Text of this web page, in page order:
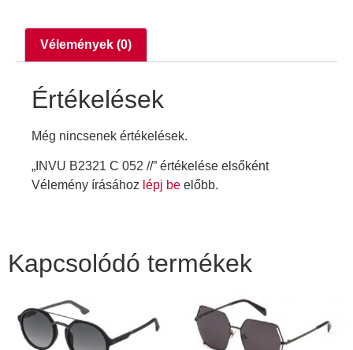
Vélemények (0)
Értékelések
Még nincsenek értékelések.
„INVU B2321 C 052 //” értékelése elsőként
Vélemény írásához lépj be előbb.
Kapcsolódó termékek